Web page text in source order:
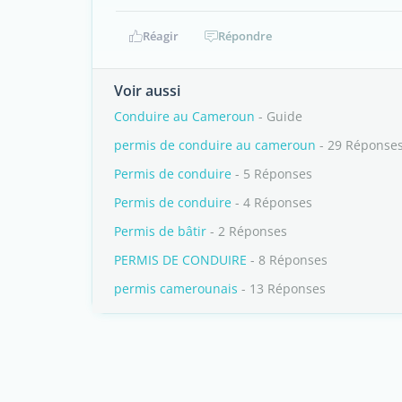
Réagir Répondre
Voir aussi
Conduire au Cameroun - Guide
permis de conduire au cameroun - 29
Permis de conduire - 5 Réponses
Permis de conduire - 4 Réponses
Permis de bâtir - 2 Réponses
PERMIS DE CONDUIRE - 8 Réponses
permis camerounais - 13 Réponses